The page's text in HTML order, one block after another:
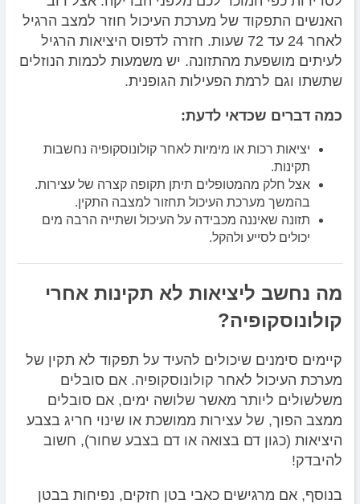
האנשים התפקוד של מערכת העיכול חוזר למצב הרגיל
לאחר 24 עד 72 שעות. חזרה לדפוס היציאות הרגיל
לעיתים מושפעת מהתזונה. יש משמעות לכמות הנוזלים
שתשתו וגם לרמת הפעילות הגופנית.
כמה דברים שכדאי לדעת:
יציאות רכות או מימיות לאחר קולונוסקופיה נחשבות
תקינות.
אצל חלק מהמטופלים תיתן תקופה קצרה של עצירות.
בהמשך מערכת העיכול תחזור למצבה התקין.
תזונה שאיננה מכבידה על העיכול ושתייה הרבה מים
יכולים לסייע ולהקל.
מה נחשב ליציאות לא תקינות אחרי
קולונוסקופיה?
קיימים סימנים שיכולים להעיד על תפקוד לא תקין של
מערכת העיכול לאחר קולונוסקופיה. אם סובלים
משלשולים ליותר מאשר שלושה ימים, אם סובלים
ממצב הפוך, של עצירות ממושכת או שינוי חריג בצבע
היציאות (כגון דם בצואה או דם בצבע שחור), חשוב
להיבדק!
בנוסף, אם מרגישים כאבי בטן חזקים, נפיחות בבטן